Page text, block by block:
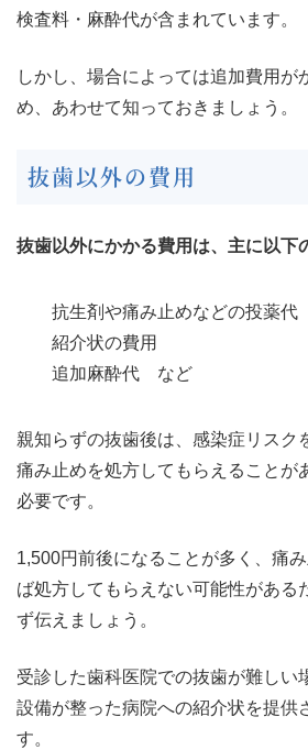
検査料・麻酔代が含まれています。
しかし、場合によっては追加費用が
め、あわせて知っておきましょう。
抜歯以外の費用
抜歯以外にかかる費用は、主に以下
抗生剤や痛み止めなどの投薬代
紹介状の費用
追加麻酔代 など
親知らずの抜歯後は、感染症リスク
痛み止めを処方してもらえることが
必要です。
1,500円前後になることが多く、痛
ば処方してもらえない可能性がある
ず伝えましょう。
受診した歯科医院での抜歯が難しい
設備が整った病院への紹介状を提供
す。